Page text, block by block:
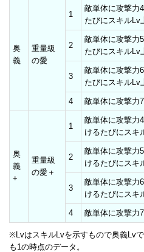
奥
義
重量級
の愛
1
敵単体に攻撃力
たびにスキルLv
2
敵単体に攻撃力
たびにスキルLv
3
敵単体に攻撃力
たびにスキルLv
4 敵単体に攻撃力
奥
義
+
重量級
の愛＋
1
敵単体に攻撃力
けるたびにスキ
2
敵単体に攻撃力
けるたびにスキ
3
敵単体に攻撃力
けるたびにスキ
4 敵単体に攻撃力
※LvはスキルLvを示すもので奥義Lv
も1の時点のデータ。